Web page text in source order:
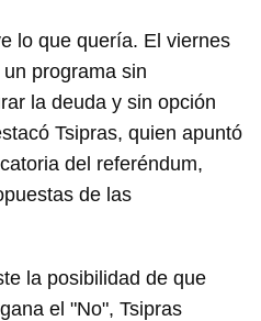
lo que quería. El viernes
programa sin
la deuda y sin opción
Tsipras, quien apuntó
del referéndum,
de las
la posibilidad de que
el "No", Tsipras